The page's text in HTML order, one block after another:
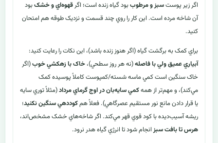
اگر زير پوستسبز و مرطوببود گياه زنده است؛ اگرقهوه‌اي و خشکبود
آن شاخه مرده است. اين کار را روي چند قسمت و نزديک طوقه هم امتحان
کنيد.
براي کمک به برگشت گياه (اگر هنوز زنده باشد)، اين نکات را رعايت کنيد:
آبياري عميق ولي با فاصله(نه هر روز سطحي)، خاک با زهکشي خوب(اگر
خاک سنگين است کمي ماسه شسته/کمپوست کاملاً پوسيده کمک
مي‌کند)، و مهم‌تر از همهکمي سايه‌بان در اوج گرماي مرداد(مثلاً توري سايه
يا قرار دادن مانع نور مستقيم عصرگاهي). فعلاً همکوددهي سنگين نکنيد؛
ريشه آسيب‌ديده با کود قوي قهر مي‌کند. اگر شاخه‌هاي خشک مشخص‌اند،
هرس تا بافت سبز انجام شود تا انرژي گياه هدر نرود.